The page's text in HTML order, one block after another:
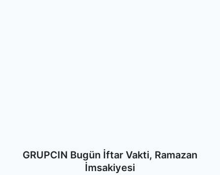
GRUPCIN Bugün İftar Vakti, Ramazan
İmsakiyesi